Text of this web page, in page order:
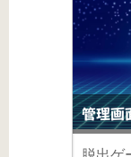
管理画